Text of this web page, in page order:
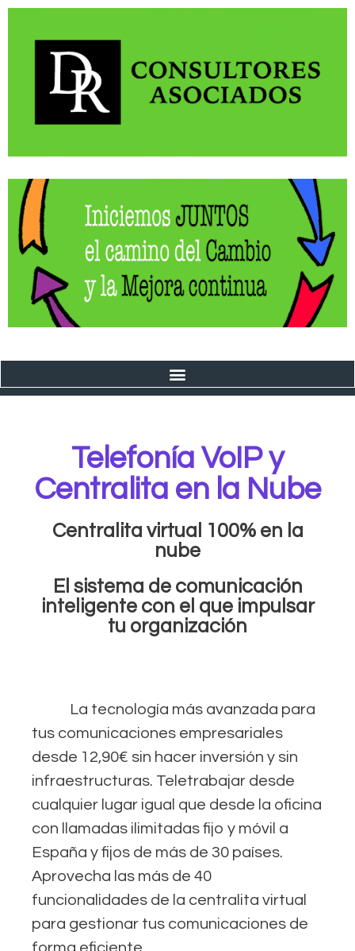
Telefonía VoIP y
Centralita en la Nube
Centralita virtual 100% en la
nube
El sistema de comunicación
inteligente con el que impulsar
tu organización
La tecnología más avanzada para
tus comunicaciones empresariales
desde 12,90€ sin hacer inversión y sin
infraestructuras. Teletrabajar desde
cualquier lugar igual que desde la oficina
con llamadas ilimitadas fijo y móvil a
España y fijos de más de 30 países.
Aprovecha las más de 40
funcionalidades de la centralita virtual
para gestionar tus comunicaciones de